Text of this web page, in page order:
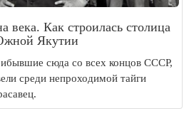
века. Как строилась столица
Якутии
сюда со всех концов СССР,
среди непроходимой тайги